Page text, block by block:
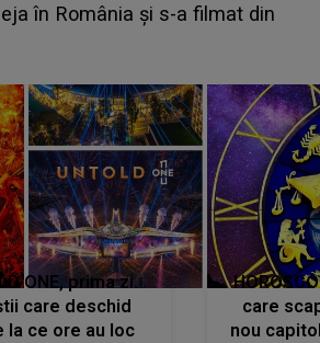
Alexandra?! Aflându-se în fața
IMEDIAT: "Am
ONE, prima zi.
care deschid
la ce ore au loc
care
nou